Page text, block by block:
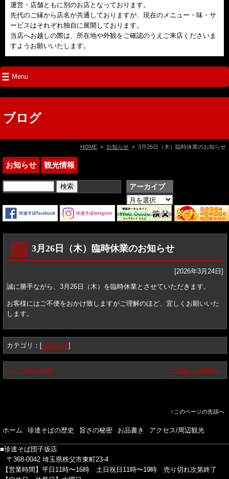
運営・店舗ともに別のお店となっております。
先代のご縁から店名が共通しておりますが、現在のメニュー・味・サ
ービスはそれぞれ独自に展開しております。
当店へお越しの際は、所在地や外観をご確認のうえご来店くださいま
すようお願いいたします。
Menu
ブログ
HOME » お知らせ » 3月26日（木）臨時休業のお知らせ
お知らせ 観光情報
索:
アーカイブ
ア
ー
カ
3月26日（木）臨時休業のお知らせ
[2026年3月24日]
誠に勝手ながら、3月26日（木）を臨時休業とさせていただきます。
お客様にはご不便をおかけ致しますがご理解のほど、宜しくお願いいた
します。
カテゴリ：[お知らせ]
←一つ古い投稿 一つ新しい投稿→
↑このページの先頭へ
ホーム 珍達そばの歴史 旨さの秘密 お品書き アクセス/周辺観光
■珍達そば団子坂店
〒368-0042 埼玉県秩父市東町23-4
【営業時間】平日11時〜16時 土日祝日11時〜19時 売り切れ次第終了